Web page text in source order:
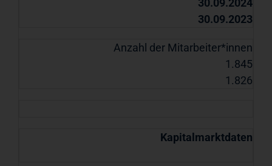
30.09.2024
30.09.2023
Anzahl der Mitarbeiter*innen
1.845
1.826
Kapitalmarktdaten